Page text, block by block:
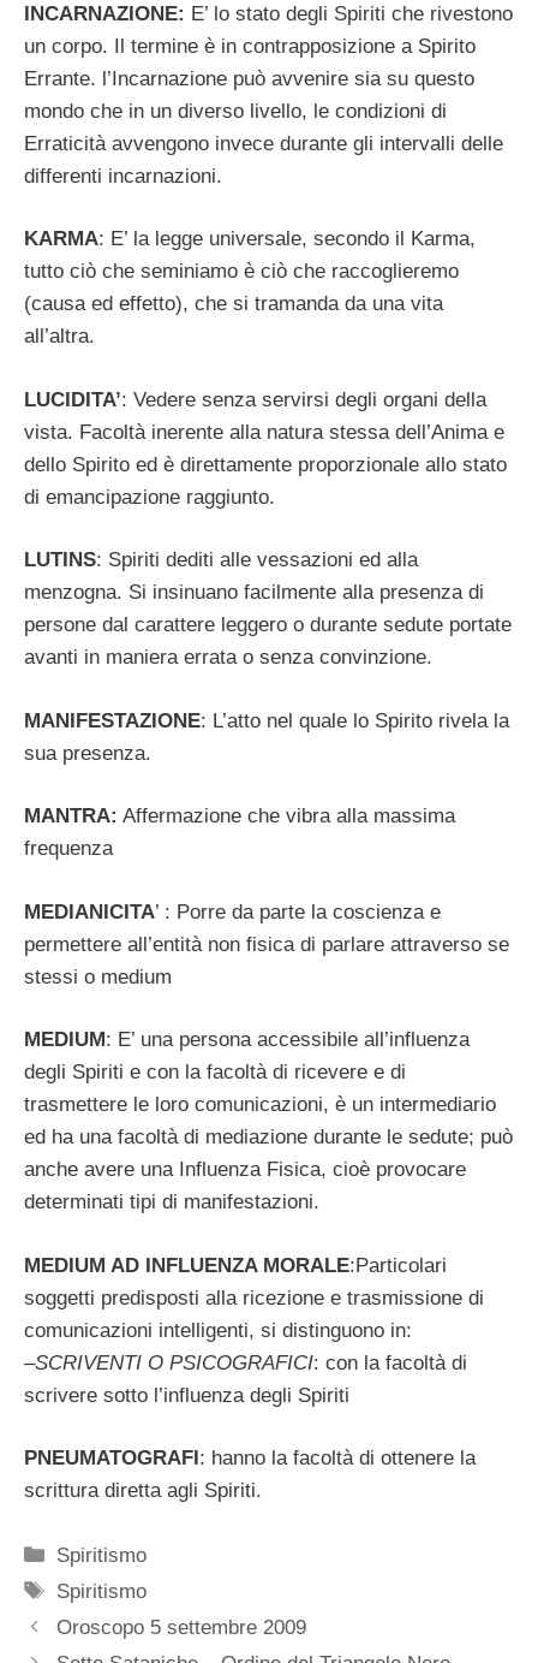
INCARNAZIONE: E’ lo stato degli Spiriti che rivestono
un corpo. Il termine è in contrapposizione a Spirito
Errante. l’Incarnazione può avvenire sia su questo
mondo che in un diverso livello, le condizioni di
Erraticità avvengono invece durante gli intervalli delle
differenti incarnazioni.
KARMA: E’ la legge universale, secondo il Karma,
tutto ciò che seminiamo è ciò che raccoglieremo
(causa ed effetto), che si tramanda da una vita
all’altra.
LUCIDITA’: Vedere senza servirsi degli organi della
vista. Facoltà inerente alla natura stessa dell’Anima e
dello Spirito ed è direttamente proporzionale allo stato
di emancipazione raggiunto.
LUTINS: Spiriti dediti alle vessazioni ed alla
menzogna. Si insinuano facilmente alla presenza di
persone dal carattere leggero o durante sedute portate
avanti in maniera errata o senza convinzione.
MANIFESTAZIONE: L’atto nel quale lo Spirito rivela la
sua presenza.
MANTRA: Affermazione che vibra alla massima
frequenza
MEDIANICITA’ : Porre da parte la coscienza e
permettere all’entità non fisica di parlare attraverso se
stessi o medium
MEDIUM: E’ una persona accessibile all’influenza
degli Spiriti e con la facoltà di ricevere e di
trasmettere le loro comunicazioni, è un intermediario
ed ha una facoltà di mediazione durante le sedute; può
anche avere una Influenza Fisica, cioè provocare
determinati tipi di manifestazioni.
MEDIUM AD INFLUENZA MORALE:Particolari
soggetti predisposti alla ricezione e trasmissione di
comunicazioni intelligenti, si distinguono in:
–SCRIVENTI O PSICOGRAFICI: con la facoltà di
scrivere sotto l’influenza degli Spiriti
PNEUMATOGRAFI: hanno la facoltà di ottenere la
scrittura diretta agli Spiriti.
Categorie
Spiritismo
Tag
Spiritismo
Oroscopo 5 settembre 2009